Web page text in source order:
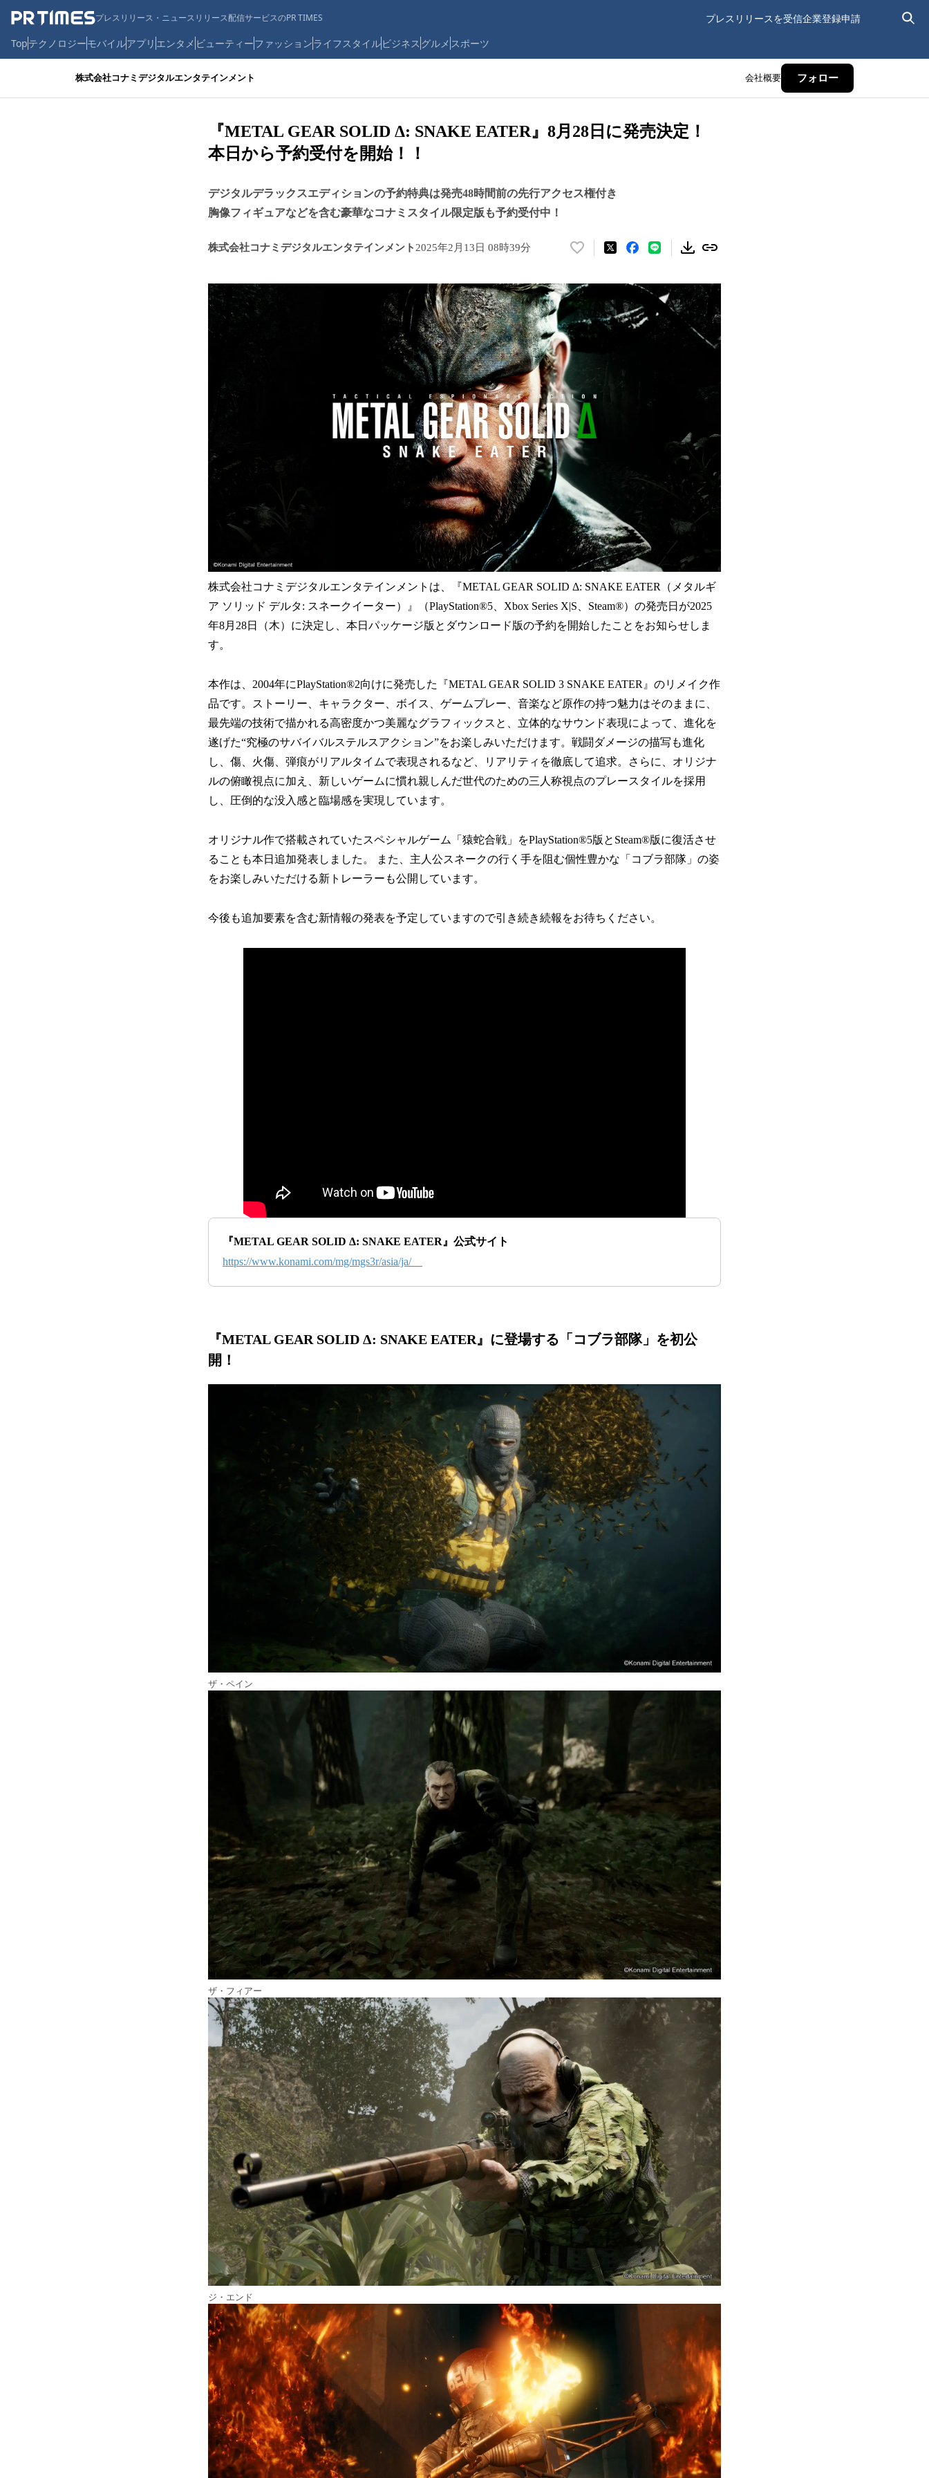
プレスリリース・ニュースリリース配信サービスのPR TIMES プレスリリースを受信企業登録申請
Topテクノロジーモバイルアプリ エンタメ ビューティーファッションライフスタイルビジネス グルメ スポーツ
株式会社コナミデジタルエンタテインメント 会社概要 フォロー
『METAL GEAR SOLID Δ: SNAKE EATER』8月28日に発売決定！
本日から予約受付を開始！！
デジタルデラックスエディションの予約特典は発売48時間前の先行アクセス権付き
胸像フィギュアなどを含む豪華なコナミスタイル限定版も予約受付中！
株式会社コナミデジタルエンタテインメント 2025年2月13日 08時39分
い
ね
！
数
を
み
中
で
す
株式会社コナミデジタルエンタテインメントは、『METAL GEAR SOLID Δ: SNAKE EATER（メタルギ
ア ソリッド デルタ: スネークイーター）』（PlayStation®5、Xbox Series X|S、Steam®）の発売日が2025
年8月28日（木）に決定し、本日パッケージ版とダウンロード版の予約を開始したことをお知らせしま
す。
本作は、2004年にPlayStation®2向けに発売した『METAL GEAR SOLID 3 SNAKE EATER』のリメイク作
品です。ストーリー、キャラクター、ボイス、ゲームプレー、音楽など原作の持つ魅力はそのままに、
最先端の技術で描かれる高密度かつ美麗なグラフィックスと、立体的なサウンド表現によって、進化を
遂げた“究極のサバイバルステルスアクション”をお楽しみいただけます。戦闘ダメージの描写も進化
し、傷、火傷、弾痕がリアルタイムで表現されるなど、リアリティを徹底して追求。さらに、オリジナ
ルの俯瞰視点に加え、新しいゲームに慣れ親しんだ世代のための三人称視点のプレースタイルを採用
し、圧倒的な没入感と臨場感を実現しています。
オリジナル作で搭載されていたスペシャルゲーム「猿蛇合戦」をPlayStation®5版とSteam®版に復活させ
ることも本日追加発表しました。 また、主人公スネークの行く手を阻む個性豊かな「コブラ部隊」の姿
をお楽しみいただける新トレーラーも公開しています。
今後も追加要素を含む新情報の発表を予定していますので引き続き続報をお待ちください。
『METAL GEAR SOLID Δ: SNAKE EATER』公式サイト
https://www.konami.com/mg/mgs3r/asia/ja/
『METAL GEAR SOLID Δ: SNAKE EATER』に登場する「コブラ部隊」を初公
開！
ザ・ペイン
ザ・フィアー
ジ・エンド